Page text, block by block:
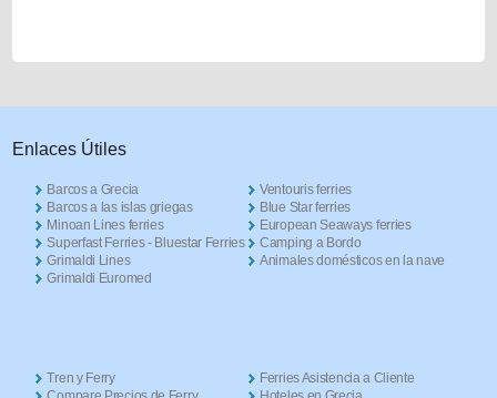
Enlaces Útiles
Barcos a Grecia
Barcos a las islas griegas
Minoan Lines ferries
Superfast Ferries - Bluestar Ferries
Grimaldi Lines
Grimaldi Euromed
Ventouris ferries
Blue Star ferries
European Seaways ferries
Camping a Bordo
Animales domésticos en la nave
Tren y Ferry
Ferries Asistencia a Cliente